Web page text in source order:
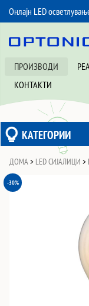
Онлајн LED
ПРОИЗВОДИ
КОНТАКТИ
КАТЕГОРИИ
ДОМА > LED СИЈАЛИЦИ >
-30%